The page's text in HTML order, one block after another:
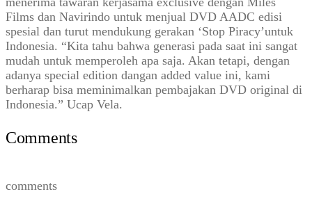
Films dan Navirindo untuk menjual DVD AADC edisi
spesial dan turut mendukung gerakan ‘Stop Piracy’untuk
Indonesia. “Kita tahu bahwa generasi pada saat ini sangat
mudah untuk memperoleh apa saja. Akan tetapi, dengan
adanya special edition dangan added value ini, kami
berharap bisa meminimalkan pembajakan DVD original di
Indonesia.” Ucap Vela.
Comments
comments